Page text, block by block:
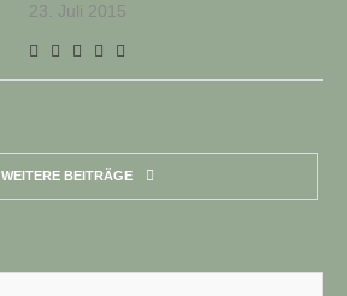
23. Juli 2015
WEITERE BEITRÄGE